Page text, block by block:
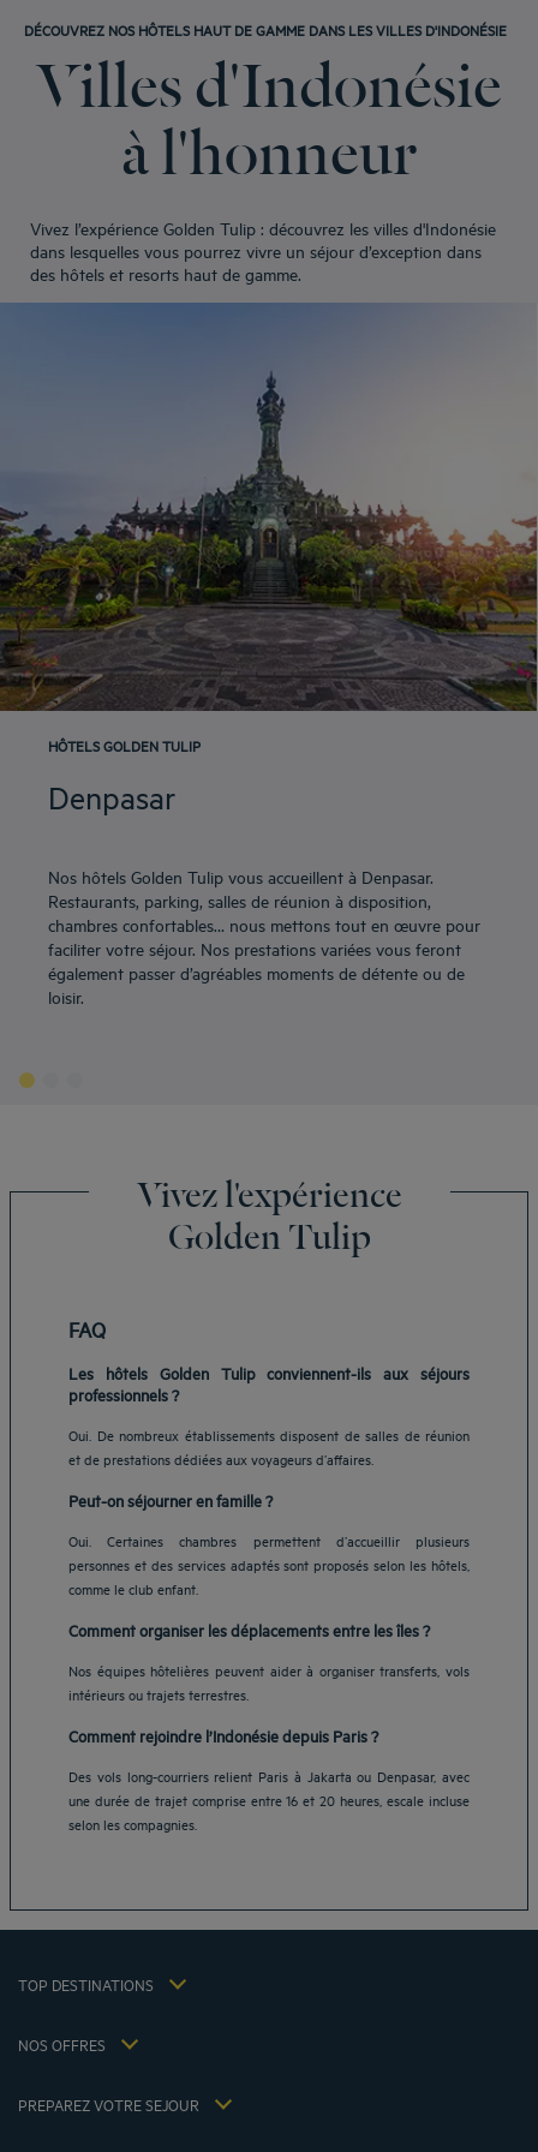
DÉCOUVREZ NOS HÔTELS HAUT DE GAMME DANS LES VILLES D'INDONÉSIE
Villes d'Indonésie
à l'honneur
Vivez l’expérience Golden Tulip : découvrez les villes d'Indonésie
dans lesquelles vous pourrez vivre un séjour d’exception dans
des hôtels et resorts haut de gamme.
HÔTELS GOLDEN TULIP
Denpasar
Nos hôtels Golden Tulip vous accueillent à Denpasar.
Restaurants, parking, salles de réunion à disposition,
chambres confortables… nous mettons tout en œuvre pour
faciliter votre séjour. Nos prestations variées vous feront
également passer d’agréables moments de détente ou de
loisir.
Vivez l'expérience
Golden Tulip
FAQ
Les hôtels Golden Tulip conviennent-ils aux séjours
professionnels ?
Oui. De nombreux établissements disposent de salles de réunion
et de prestations dédiées aux voyageurs d’affaires.
Peut-on séjourner en famille ?
Oui. Certaines chambres permettent d’accueillir plusieurs
personnes et des services adaptés sont proposés selon les hôtels,
comme le club enfant.
Comment organiser les déplacements entre les îles ?
Nos équipes hôtelières peuvent aider à organiser transferts, vols
intérieurs ou trajets terrestres.
Comment rejoindre l’Indonésie depuis Paris ?
Des vols long-courriers relient Paris à Jakarta ou Denpasar, avec
une durée de trajet comprise entre 16 et 20 heures, escale incluse
selon les compagnies.
TOP DESTINATIONS
Hôtels Aix-les-Bains
Hôtels Strasbourg
Hôtels Bordeaux
Hôtels Pornic
Hôtels Bangkok
Hôtels Saint-Malo
NOS OFFRES
Offre évasion petit-déjeuner inclus
PREPAREZ VOTRE SEJOUR
Ma réservation
Hôtels et Inspirations
Politique des données personnelles
Conditions générales d'utilisation Flavours Instant Benefit
Politiques de taxes 2023
Politiques de taxes 2021